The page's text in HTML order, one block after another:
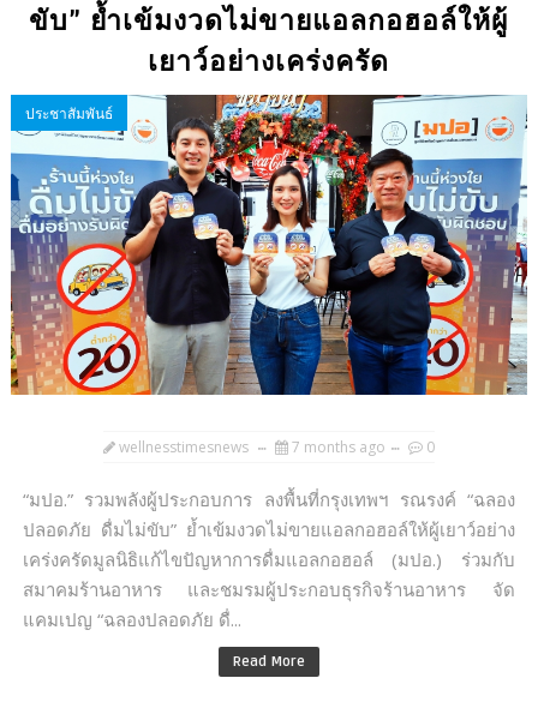
ขับ” ย้ำเข้มงวดไม่ขายแอลกอฮอล์ให้ผู้
เยาว์อย่างเคร่งครัด
ประชาสัมพันธ์
wellnesstimesnews 7 months ago 0
“มปอ.” รวมพลังผู้ประกอบการ ลงพื้นที่กรุงเทพฯ รณรงค์ “ฉลอง
ปลอดภัย ดื่มไม่ขับ” ย้ำเข้มงวดไม่ขายแอลกอฮอล์ให้ผู้เยาว์อย่าง
เคร่งครัดมูลนิธิแก้ไขปัญหาการดื่มแอลกอฮอล์ (มปอ.) ร่วมกับ
สมาคมร้านอาหาร และชมรมผู้ประกอบธุรกิจร้านอาหาร จัด
แคมเปญ “ฉลองปลอดภัย ดื่...
Read More